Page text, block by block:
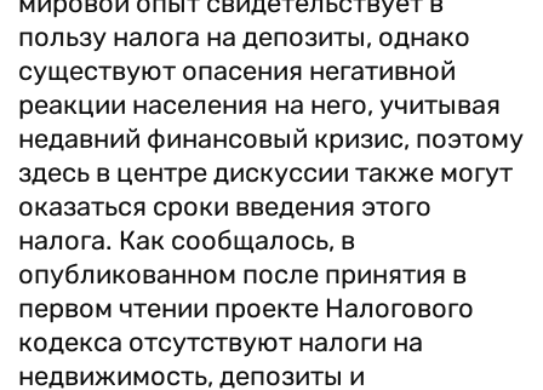
пользу налога на депозиты, однако
существуют опасения негативной
реакции населения на него, учитывая
недавний финансовый кризис, поэтому
здесь в центре дискуссии также могут
оказаться сроки введения этого
налога. Как сообщалось, в
опубликованном после принятия в
первом чтении проекте Налогового
кодекса отсутствуют налоги на
недвижимость, депозиты и